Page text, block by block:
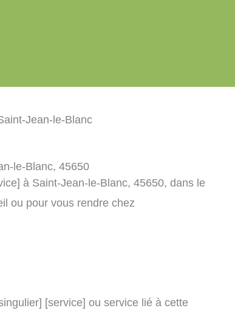
Jean-le-Blanc
le-Blanc, 45650
à Saint-Jean-le-Blanc, 45650, dans le
ou pour vous rendre chez
[service] ou service lié à cette